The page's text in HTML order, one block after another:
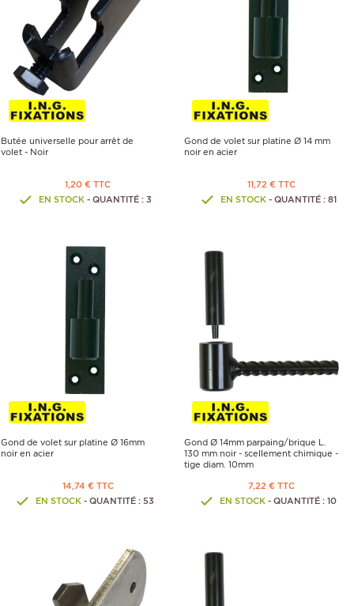
Butée universelle pour arrêt de
volet - Noir
1,20 € TTC
EN STOCK- QUANTITÉ : 3
Gond de volet sur platine Ø 14 mm
noir en acier
11,72 € TTC
EN STOCK- QUANTITÉ : 81
Gond de volet sur platine Ø 16mm
noir en acier
14,74 € TTC
EN STOCK - QUANTITÉ : 53
Gond Ø 14mm parpaing/brique L.
130 mm noir - scellement chimique -
tige diam. 10mm
7,22 € TTC
EN STOCK - QUANTITÉ : 10